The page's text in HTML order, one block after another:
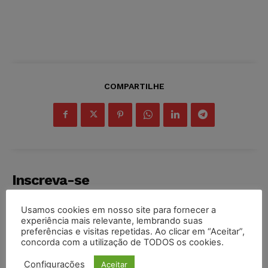
COMPARTILHE
Inscreva-se
INSCREVER
Usamos cookies em nosso site para fornecer a
experiência mais relevante, lembrando suas
preferências e visitas repetidas. Ao clicar em “Aceitar”,
concorda com a utilização de TODOS os cookies.
Configurações Aceitar